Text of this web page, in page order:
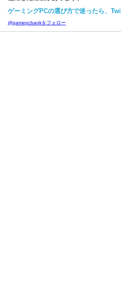
ゲーミングPCの選び方で迷ったら、
@gamepcbankをフォロー